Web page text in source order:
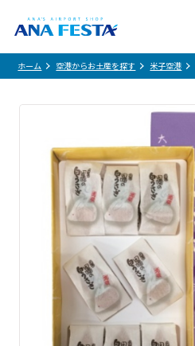
ホーム 空港からお土産を探す 米子空港